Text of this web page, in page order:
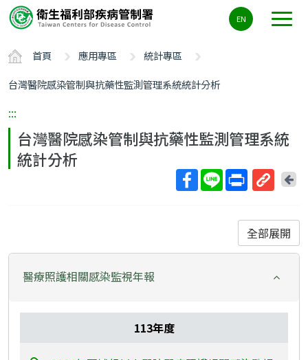
要
容
ALT+C
EN
首頁 應用專區
統計專區
台灣醫院感染管制與抗藥性監測管理系統統計分析
:::
台灣醫院感染管制與抗藥性監測管理系統
統計分析
短
網
回
全部展開
醫療照護相關感染監視年報
113年度